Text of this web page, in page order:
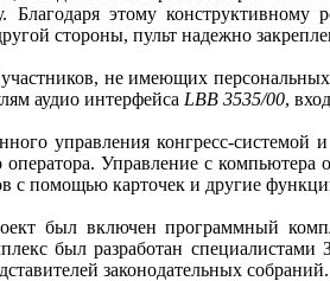
Благодаря этому конструктивному
стороны, пульт надежно
не имеющих
аудио интерфейса LBB 3535/00,
управления конгресс-
оператора. Управление с
с помощью карточек и другие
был включен программный
был разработан
законодательных собраний.